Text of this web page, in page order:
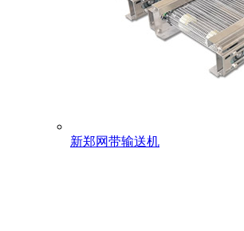
新郑网带输送机